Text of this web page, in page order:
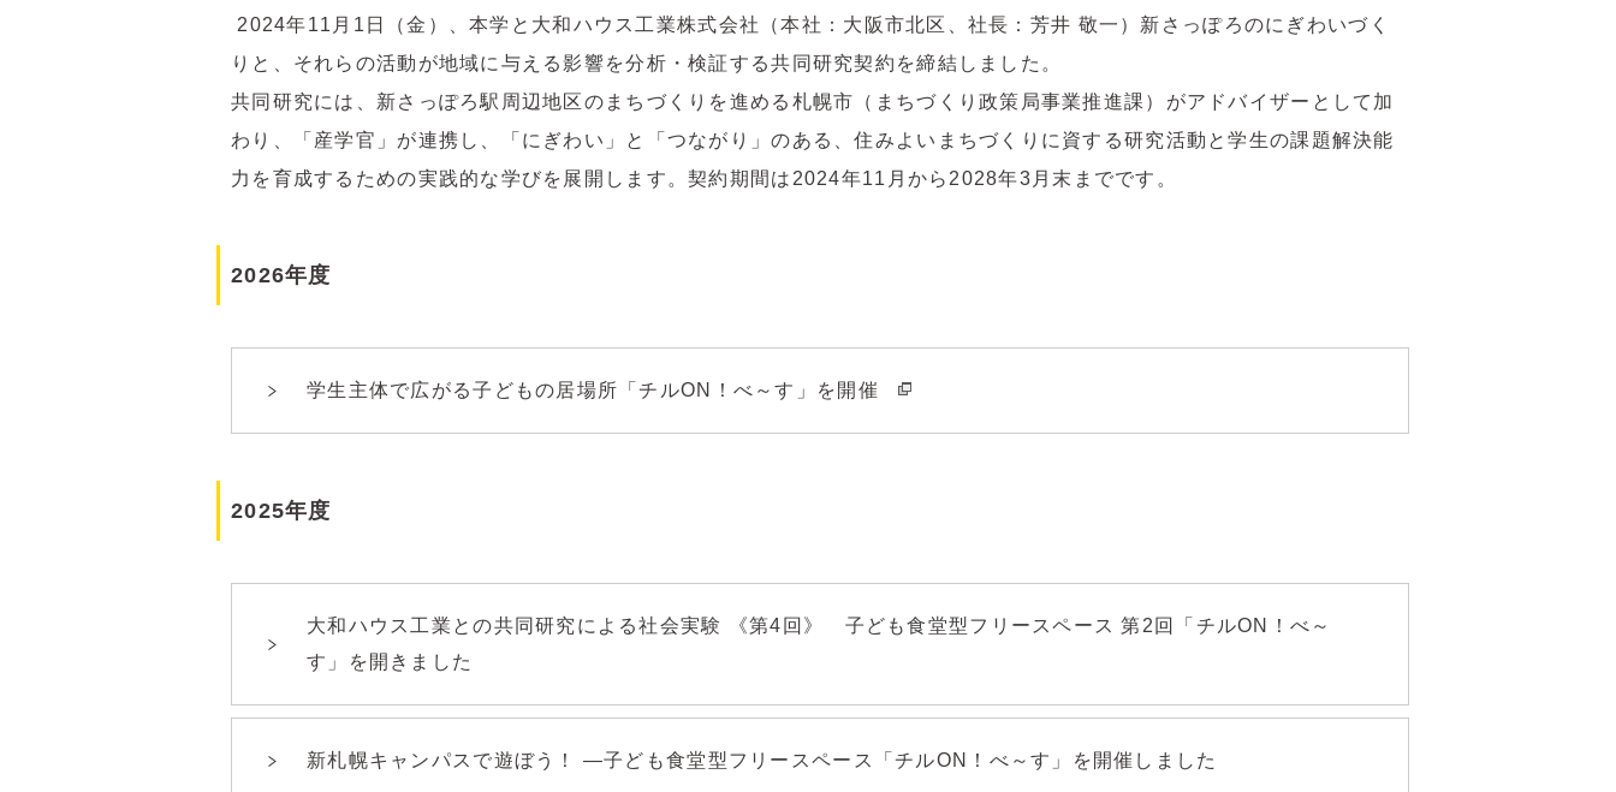
2024年11月1日（金）、本学と大和ハウス工業株式会社（本社：大阪市北区、社長：芳井 敬一）新さっぽろのにぎわいづく
りと、それらの活動が地域に与える影響を分析・検証する共同研究契約を締結しました。
共同研究には、新さっぽろ駅周辺地区のまちづくりを進める札幌市（まちづくり政策局事業推進課）がアドバイザーとして加
わり、「産学官」が連携し、「にぎわい」と「つながり」のある、住みよいまちづくりに資する研究活動と学生の課題解決能
力を育成するための実践的な学びを展開します。契約期間は2024年11月から2028年3月末までです。
2026年度
学生主体で広がる子どもの居場所「チルON！べ～す」を開催
2025年度
大和ハウス工業との共同研究による社会実験 《第4回》 子ども食堂型フリースペース 第2回「チルON！べ～
す」を開きました
新札幌キャンパスで遊ぼう！ —子ども食堂型フリースペース「チルON！べ～す」を開催しました